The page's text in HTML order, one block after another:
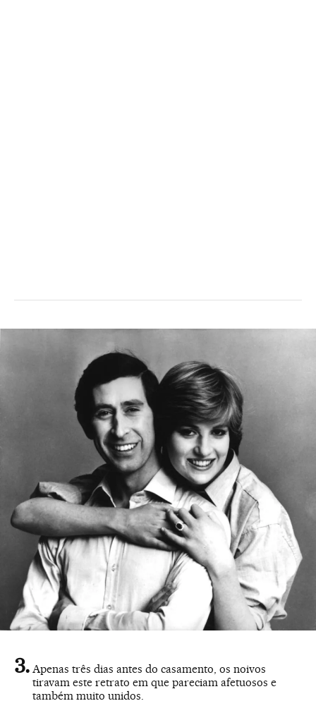
Apenas três dias antes do casamento, os noivos
tiravam este retrato em que pareciam afetuosos e
também muito unidos.